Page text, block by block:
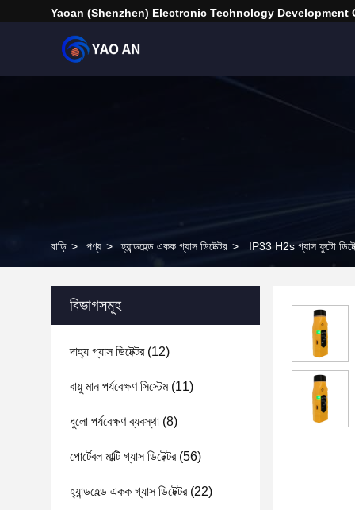
Yaoan (Shenzhen) Electronic Technology Development
বাড়ি > পণ্য > হ্যান্ডহেল্ড একক গ্যাস ডিটেক্টর > IP33 H2s গ্যাস ফুটো
বিভাগসমূহ
দাহ্য গ্যাস ডিটেক্টর(12)
বায়ু মান পর্যবেক্ষণ সিস্টেম(11)
ধুলো পর্যবেক্ষণ ব্যবস্থা (8)
পোর্টেবল মাল্টি গ্যাস ডিটেক্টর(56)
হ্যান্ডহেল্ড একক গ্যাস ডিটেক্টর(22)